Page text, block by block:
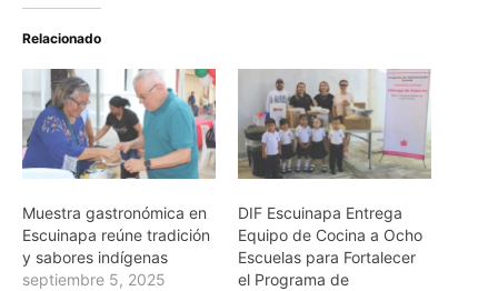
Relacionado
Muestra gastronómica en
Escuinapa reúne tradición
y sabores indígenas
septiembre 5, 2025
DIF Escuinapa Entrega
Equipo de Cocina a Ocho
Escuelas para Fortalecer
el Programa de